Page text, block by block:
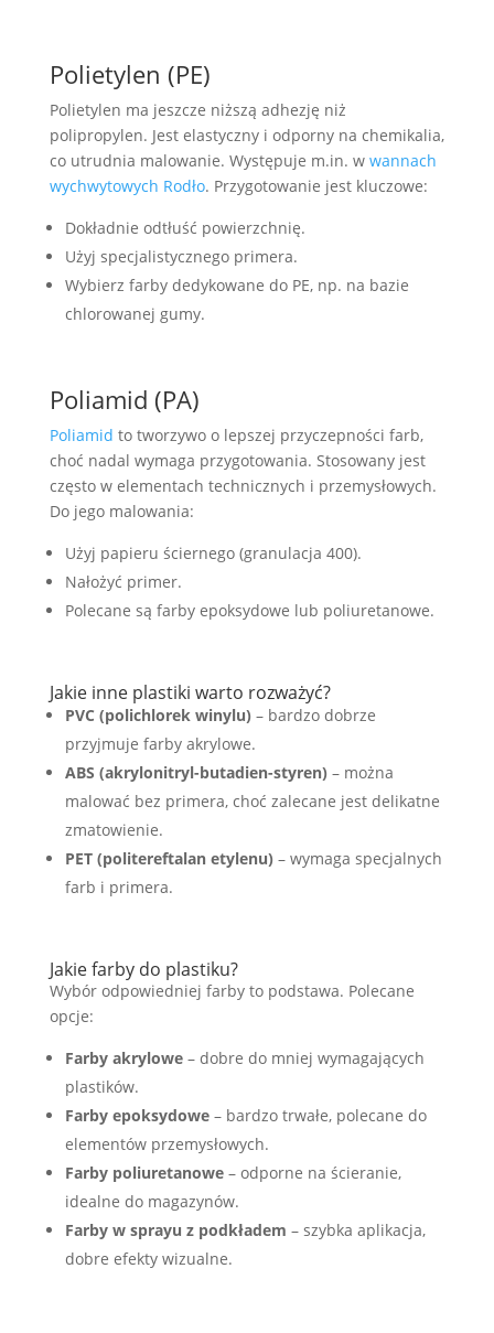
Polietylen (PE)
Polietylen ma jeszcze niższą adhezję niż
polipropylen. Jest elastyczny i odporny na chemikalia,
co utrudnia malowanie. Występuje m.in. w wannach
wychwytowych Rodło. Przygotowanie jest kluczowe:
Dokładnie odtłuść powierzchnię.
Użyj specjalistycznego primera.
Wybierz farby dedykowane do PE, np. na bazie
chlorowanej gumy.
Poliamid (PA)
Poliamid to tworzywo o lepszej przyczepności farb,
choć nadal wymaga przygotowania. Stosowany jest
często w elementach technicznych i przemysłowych.
Do jego malowania:
Użyj papieru ściernego (granulacja 400).
Nałożyć primer.
Polecane są farby epoksydowe lub poliuretanowe.
Jakie inne plastiki warto rozważyć?
PVC (polichlorek winylu) – bardzo dobrze
przyjmuje farby akrylowe.
ABS (akrylonitryl-butadien-styren) – można
malować bez primera, choć zalecane jest delikatne
zmatowienie.
PET (politereftalan etylenu) – wymaga specjalnych
farb i primera.
Jakie farby do plastiku?
Wybór odpowiedniej farby to podstawa. Polecane
opcje:
Farby akrylowe– dobre do mniej wymagających
plastików.
Farby epoksydowe– bardzo trwałe, polecane do
elementów przemysłowych.
Farby poliuretanowe– odporne na ścieranie,
idealne do magazynów.
Farby w sprayu z podkładem – szybka aplikacja,
dobre efekty wizualne.